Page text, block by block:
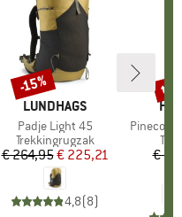
MERK
LUNDHAGS
Artikel
Padje Light 45
Productgroep
Trekkingrugzak
Prijs
€ 264,95Verlaagde prijs
€ 225,21
4,8(8)
Korting
-15%
Artikel
€
tot